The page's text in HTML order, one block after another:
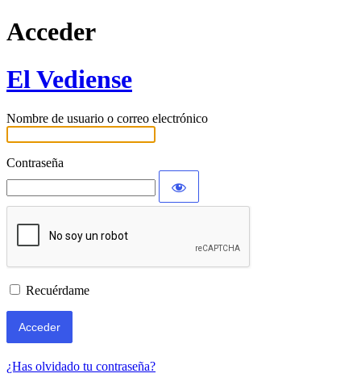
Acceder
El Vediense
Nombre de usuario o correo electrónico
Contraseña
Recuérdame
¿Has olvidado tu contraseña?